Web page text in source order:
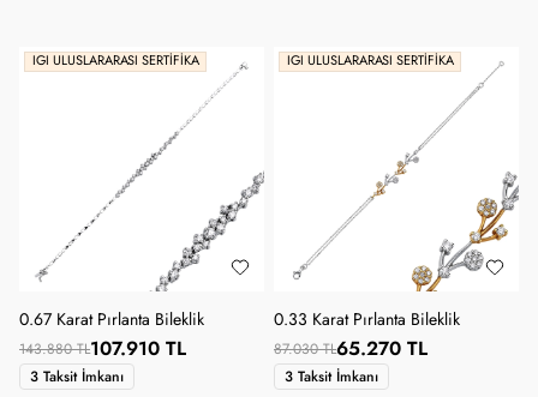
IGI ULUSLARARASI SERTIFIKA
0.67 Karat Pırlanta Bileklik
143.880 TL107.910 TL
3 Taksit İmkanı
IGI ULUSLARARASI SERTIFIKA
0.33 Karat Pırlanta Bileklik
87.030 TL65.270 TL
3 Taksit İmkanı